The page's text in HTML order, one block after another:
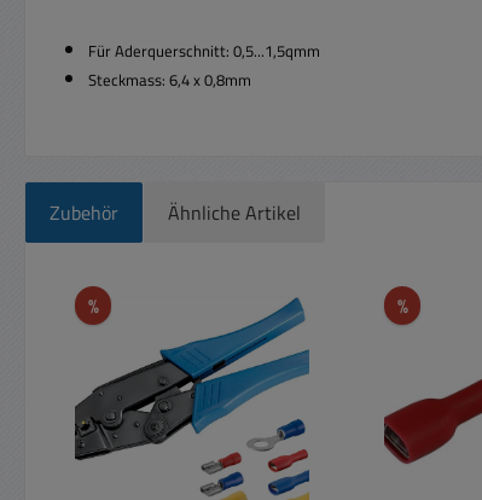
Für Aderquerschnitt: 0,5...1,5qmm
Steckmass: 6,4 x 0,8mm
Zubehör Ähnliche Artikel
Produktgalerie überspringen
%Rabatt %Rabatt